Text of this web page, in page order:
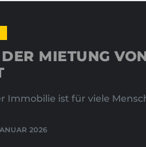
MIETUNG
Immobilie ist für viele
2026